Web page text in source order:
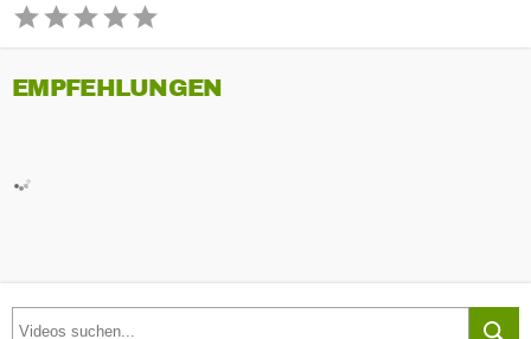
EMPFEHLUNGEN